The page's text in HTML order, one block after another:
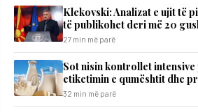
Klekovski: Analizat e ujit të
të publikohet deri më 20
27 min më parë
Sot nisin kontrollet
etiketimin e qumështit dhe
32 min më parë